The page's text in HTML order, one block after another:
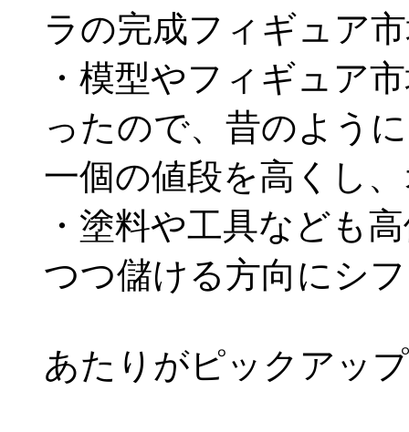
ラの完成フィギュア
・模型やフィギュア
ったので、昔のよう
一個の値段を高くし
・塗料や工具なども
つつ儲ける方向にシ
あたりがピックアッ